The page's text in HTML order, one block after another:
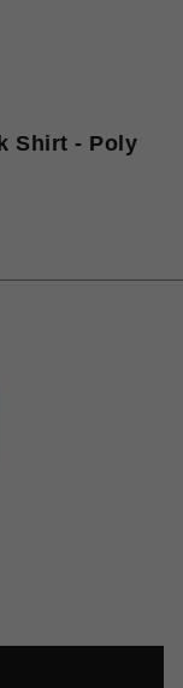
Shirt - Poly